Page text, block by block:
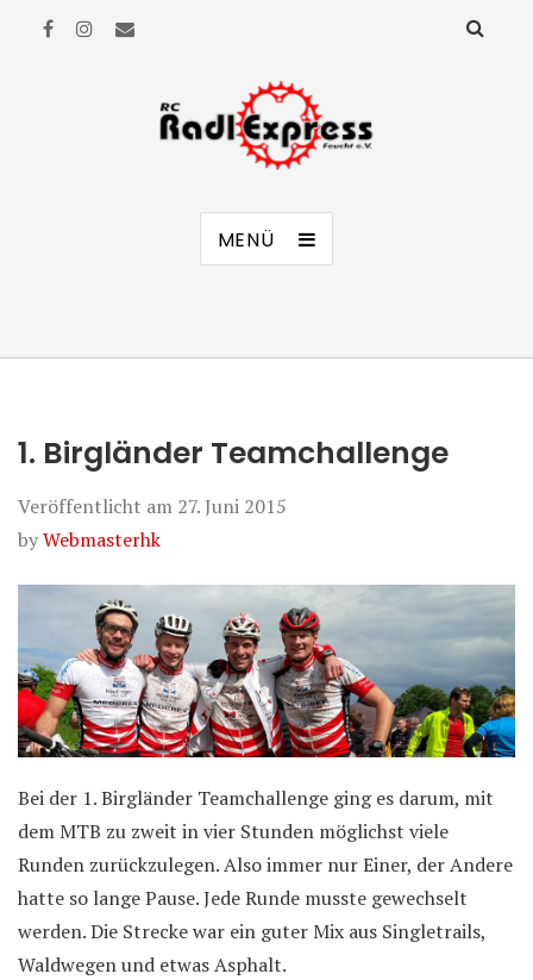
RC Radl Express Feucht e.V.
MENÜ
1. Birgländer Teamchallenge
Veröffentlicht am 27. Juni 2015
byWebmasterhk
Bei der 1. Birgländer Teamchallenge ging es darum, mit
dem MTB zu zweit in vier Stunden möglichst viele
Runden zurückzulegen. Also immer nur Einer, der Andere
hatte so lange Pause. Jede Runde musste gewechselt
werden. Die Strecke war ein guter Mix aus Singletrails,
Waldwegen und etwas Asphalt.